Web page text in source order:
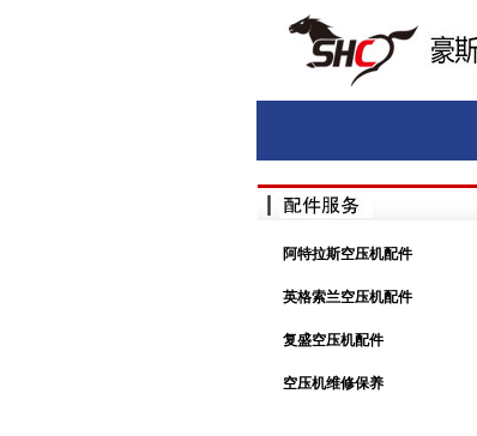
阿特拉斯空压机配件
英格索兰空压机配件
复盛空压机配件
空压机维修保养